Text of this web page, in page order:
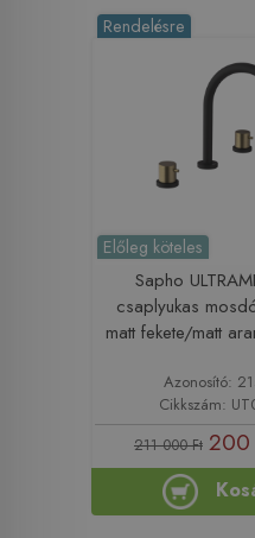
Rendelésre
Előleg köteles
Sapho
csaplyukas
matt fekete/matt
Azonosító:
Cikkszám:
211 000 Ft 200